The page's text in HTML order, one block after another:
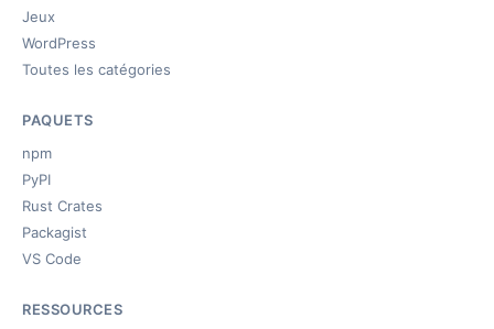
Jeux
WordPress
Toutes les catégories
PAQUETS
npm
PyPI
Rust Crates
Packagist
VS Code
RESSOURCES